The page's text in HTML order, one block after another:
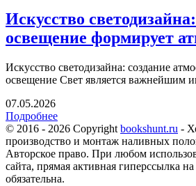
Искусство
освещение формирует
Искусство светодизайна: создание
освещение Свет является важнейшим
07.05.2026
Подробнее
© 2016 - 2026 Copyright bookshunt.ru -
производство и монтаж наливных
Авторское право. При любом
сайта, прямая активная гиперссылка на
обязательна.